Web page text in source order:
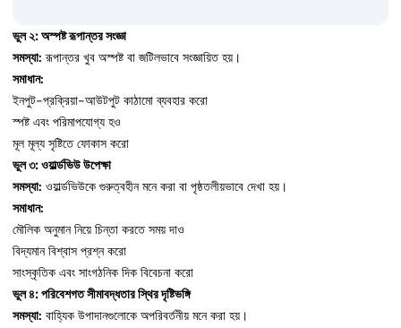
ভুল ২: অস্পষ্ট রূপান্তর সংজ্ঞা
সমস্যা: রূপান্তর খুব অস্পষ্ট বা জটিলভাবে সংজ্ঞায়িত হয়।
সমাধান:
ইনপুট-প্রক্রিয়া-আউটপুট কাঠামো ব্যবহার করো
স্পষ্ট এবং পরিমাপযোগ্য হও
মূল মূল্য সৃষ্টিতে ফোকাস করো
ভুল ৩: ওয়ার্ল্ডভিউ উপেক্ষা
সমস্যা: ওয়ার্ল্ডভিউকে গুরুত্বহীন মনে করা বা পৃষ্ঠতলীয়ভাবে দেখা হয়।
সমাধান:
মৌলিক অনুমান নিয়ে চিন্তা করতে সময় দাও
বিদ্যমান বিশ্বাস প্রশ্ন করো
সাংস্কৃতিক এবং সাংগঠনিক দিক বিবেচনা করো
ভুল ৪: পরিবেশগত সীমাবদ্ধতার স্থির দৃষ্টিভঙ্গি
সমস্যা: বাহ্যিক উপাদানগুলোকে অপরিবর্তনীয় মনে করা হয়।